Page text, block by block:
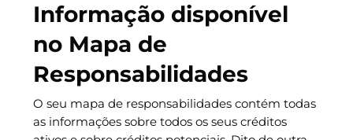
Informação disponível
no Mapa de
Responsabilidades
O seu mapa de responsabilidades contém todas
as informações sobre todos os seus créditos